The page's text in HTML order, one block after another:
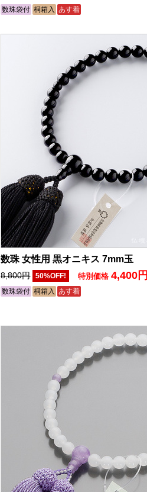
数珠袋付 桐箱入 あす着
数珠 女性用 黒オニキス 7mm玉
8,800円 50%OFF! 特別価格4,400円
数珠袋付 桐箱入 あす着